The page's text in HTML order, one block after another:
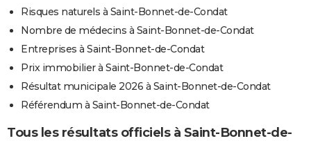
Risques naturels à Saint-Bonnet-de-Condat
Nombre de médecins à Saint-Bonnet-de-Condat
Entreprises à Saint-Bonnet-de-Condat
Prix immobilier à Saint-Bonnet-de-Condat
Résultat municipale 2026 à Saint-Bonnet-de-Condat
Référendum à Saint-Bonnet-de-Condat
Tous les résultats officiels à Saint-Bonnet-de-